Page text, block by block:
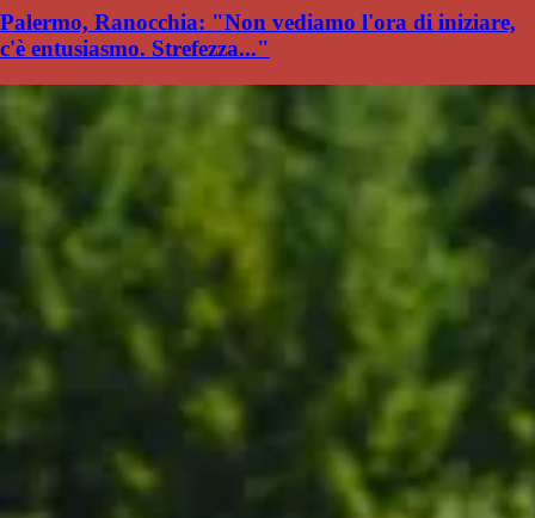
Palermo, Ranocchia: "Non vediamo l'ora di iniziare,
c'è entusiasmo. Strefezza..."